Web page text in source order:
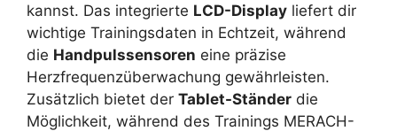
kannst. Das integrierte LCD-Display liefert dir
wichtige Trainingsdaten in Echtzeit, während
die Handpulssensoren eine präzise
Herzfrequenzüberwachung gewährleisten.
Zusätzlich bietet der Tablet-Ständer die
Möglichkeit, während des Trainings MERACH-